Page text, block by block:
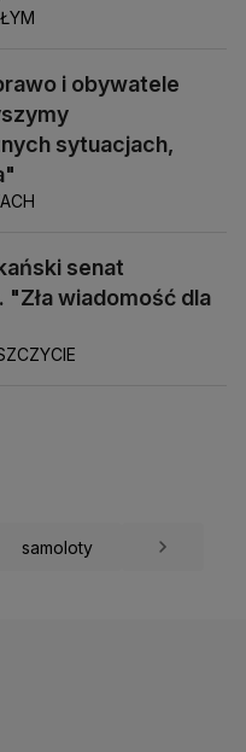
i obywatele
sytuacjach,
senat
"Zła wiadomość dla
samoloty